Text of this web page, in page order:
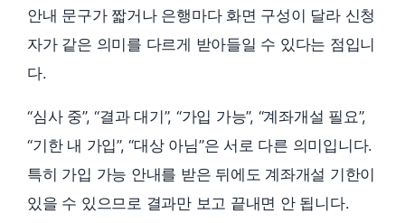
안내 문구가 짧거나 은행마다 화면 구성이 달라 신청
자가 같은 의미를 다르게 받아들일 수 있다는 점입니
다.
“심사 중”, “결과 대기”, “가입 가능”, “계좌개설 필요”,
“기한 내 가입”, “대상 아님”은 서로 다른 의미입니다.
특히 가입 가능 안내를 받은 뒤에도 계좌개설 기한이
있을 수 있으므로 결과만 보고 끝내면 안 됩니다.